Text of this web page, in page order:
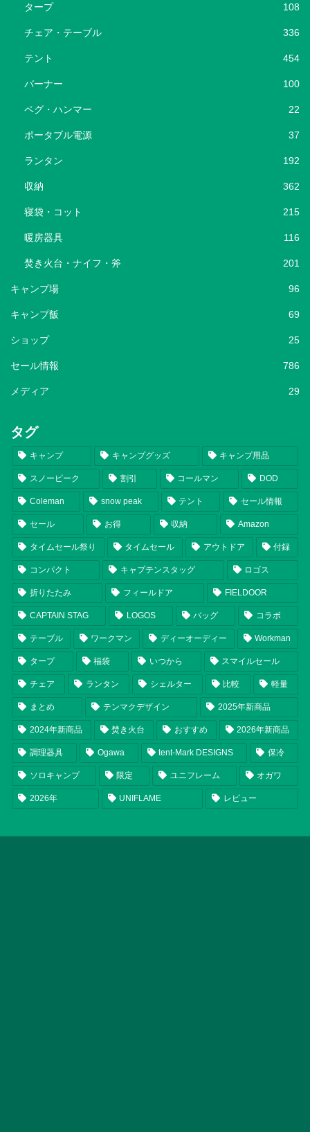
タープ 108
チェア・テーブル 336
テント 454
バーナー 100
ペグ・ハンマー 22
ポータブル電源 37
ランタン 192
収納 362
寝袋・コット 215
暖房器具 116
焚き火台・ナイフ・斧 201
キャンプ場 96
キャンプ飯 69
ショップ 25
セール情報 786
メディア 29
タグ
キャンプ キャンプグッズ キャンプ用品
スノーピーク 割引 コールマン DOD
Coleman snow peak テント セール情報
セール お得 収納 Amazon
タイムセール祭り タイムセール アウトドア 付録
コンパクト キャプテンスタッグ ロゴス
折りたたみ フィールドア FIELDOOR
CAPTAIN STAG LOGOS バッグ コラボ
テーブル ワークマン ディーオーディー Workman
タープ 福袋 いつから スマイルセール
チェア ランタン シェルター 比較 軽量
まとめ テンマクデザイン 2025年新商品
2024年新商品 焚き火台 おすすめ 2026年新商品
調理器具 Ogawa tent-Mark DESIGNS 保冷
ソロキャンプ 限定 ユニフレーム オガワ
2026年 UNIFLAME レビュー